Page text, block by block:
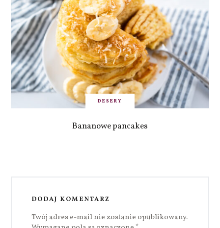
DESERY
Bananowe pancakes
DODAJ KOMENTARZ
Twój adres e-mail nie zostanie opublikowany.